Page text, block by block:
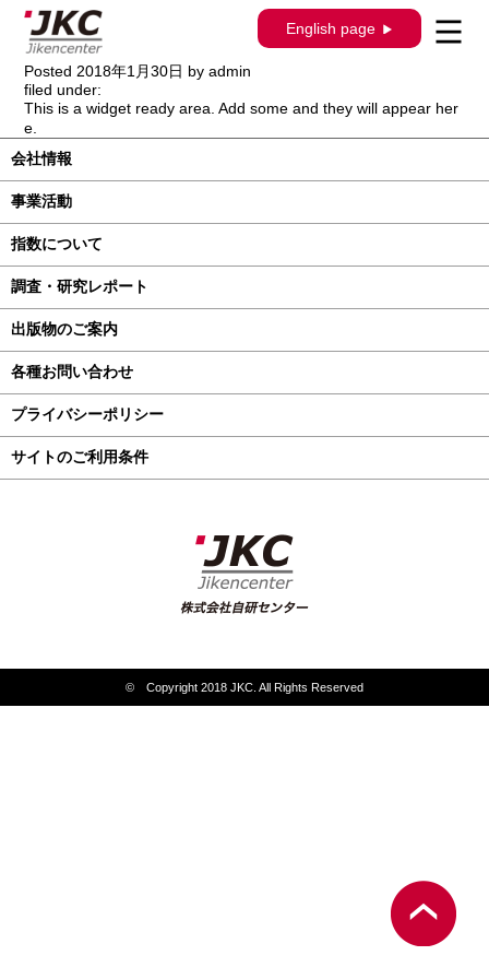
English page
構造調査シリーズ / J-298 / ホンダ モビリ
オ GB1･2系
Posted 2018年1月30日 by admin
filed under:
This is a widget ready area. Add some and they will appear her
e.
会社情報
事業活動
指数について
調査・研究レポート
出版物のご案内
各種お問い合わせ
プライバシーポリシー
サイトのご利用条件
© Copyright 2018 JKC. All Rights Reserved